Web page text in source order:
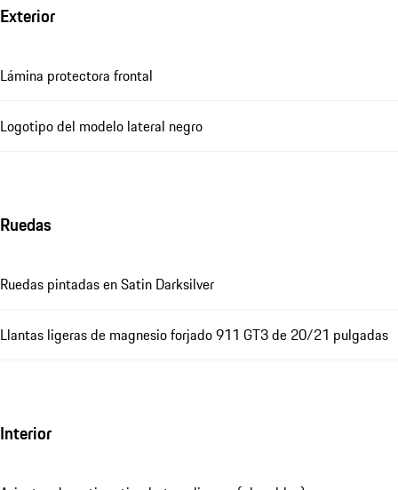
Exterior
Lámina protectora frontal
Logotipo del modelo lateral negro
Ruedas
Ruedas pintadas en Satin Darksilver
Llantas ligeras de magnesio forjado 911 GT3 de 20/21 pulgadas
Interior